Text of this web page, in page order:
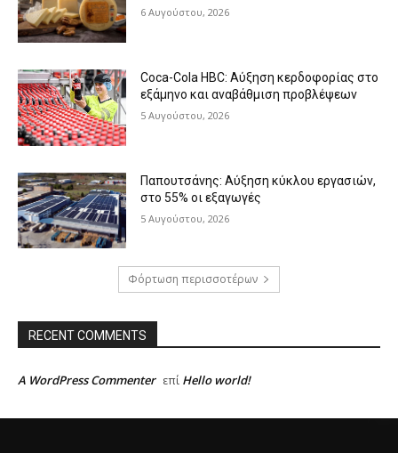
6 Αυγούστου, 2026
Coca-Cola HBC: Αύξηση κερδοφορίας στο
εξάμηνο και αναβάθμιση προβλέψεων
5 Αυγούστου, 2026
Παπουτσάνης: Αύξηση κύκλου εργασιών,
στο 55% οι εξαγωγές
5 Αυγούστου, 2026
Φόρτωση περισσοτέρων
RECENT COMMENTS
A WordPress Commenter επί Hello world!